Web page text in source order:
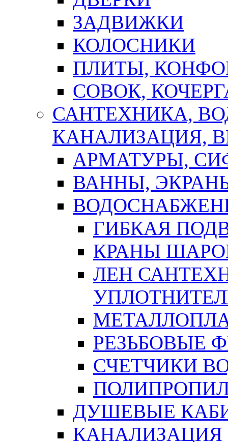
ЗАДВИЖКИ
КОЛОСНИКИ
ПЛИТЫ,
СОВОК,
САНТЕХНИКА,
КАНАЛИЗАЦИЯ,
АРМАТУРЫ,
ВАННЫ,
ГИБКАЯ
КРАНЫ
ЛЕН
РЕЗЬБОВЫЕ
СЧЕТЧИКИ
ДУШЕВЫЕ
КАНАЛИЗАЦИЯ